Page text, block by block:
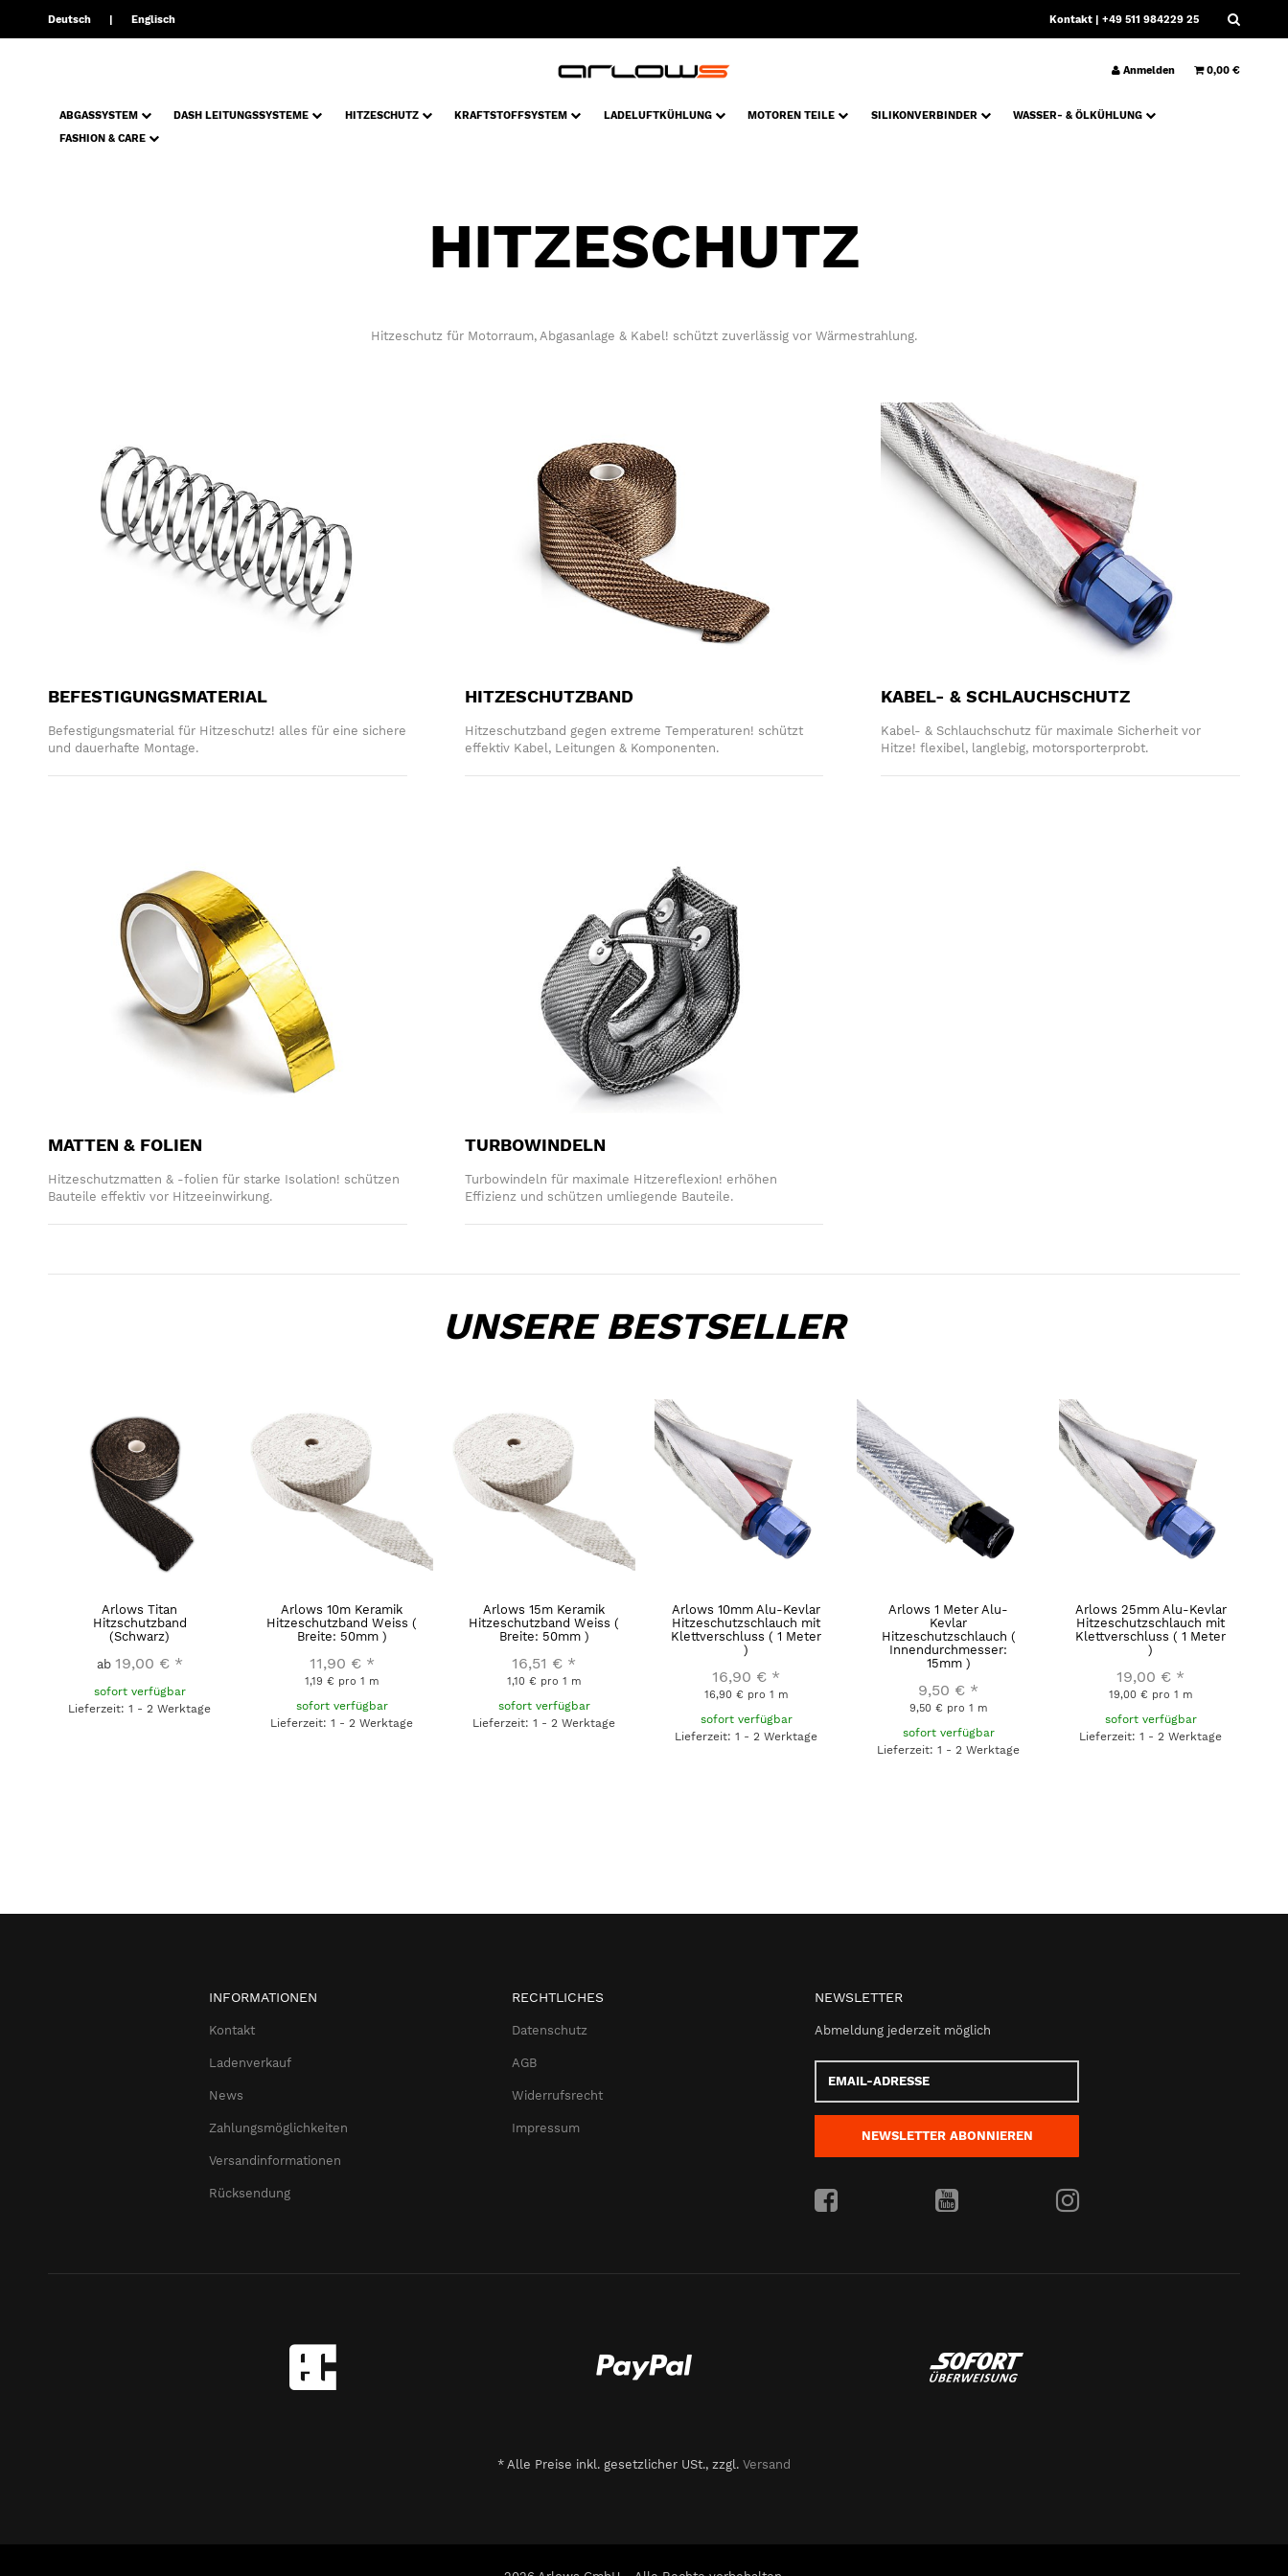
Deutsch Englisch Kontakt | +49 511 984229 25
Anmelden 0,00 €
ABGASSYSTEM DASH LEITUNGSSYSTEME HITZESCHUTZ KRAFTSTOFFSYSTEM LADELUFTKÜHLUNG MOTOREN TEILE SILIKONVERBINDER
WASSER- & ÖLKÜHLUNG
FASHION & CARE
HITZESCHUTZ
Hitzeschutz für Motorraum, Abgasanlage & Kabel! schützt zuverlässig vor Wärmestrahlung.
BEFESTIGUNGSMATERIAL
Befestigungsmaterial für Hitzeschutz! alles für eine sichere
und dauerhafte Montage.
HITZESCHUTZBAND
Hitzeschutzband gegen extreme Temperaturen! schützt
effektiv Kabel, Leitungen & Komponenten.
KABEL- & SCHLAUCHSCHUTZ
Kabel- & Schlauchschutz für maximale Sicherheit vor
Hitze! flexibel, langlebig, motorsporterprobt.
MATTEN & FOLIEN
Hitzeschutzmatten & -folien für starke Isolation! schützen
Bauteile effektiv vor Hitzeeinwirkung.
TURBOWINDELN
Turbowindeln für maximale Hitzereflexion! erhöhen
Effizienz und schützen umliegende Bauteile.
UNSERE BESTSELLER
Arlows Titan
Hitzschutzband
(Schwarz)
ab 19,00 € *
sofort verfügbar
Lieferzeit: 1 - 2 Werktage
Arlows 10m Keramik
Hitzeschutzband Weiss (
Breite: 50mm )
11,90 € *
1,19 € pro 1 m
sofort verfügbar
Lieferzeit: 1 - 2 Werktage
Arlows 15m Keramik
Hitzeschutzband Weiss (
Breite: 50mm )
16,51 € *
1,10 € pro 1 m
sofort verfügbar
Lieferzeit: 1 - 2 Werktage
Arlows 10mm Alu-Kevlar
Hitzeschutzschlauch mit
Klettverschluss ( 1 Meter
)
16,90 € *
16,90 € pro 1 m
sofort verfügbar
Lieferzeit: 1 - 2 Werktage
Arlows 1 Meter Alu-
Kevlar
Hitzeschutzschlauch (
Innendurchmesser:
15mm )
9,50 € *
9,50 € pro 1 m
sofort verfügbar
Lieferzeit: 1 - 2 Werktage
Arlows 25mm Alu-Kevlar
Hitzeschutzschlauch mit
Klettverschluss ( 1 Meter
)
19,00 € *
19,00 € pro 1 m
sofort verfügbar
Lieferzeit: 1 - 2 Werktage
INFORMATIONEN
Kontakt
Ladenverkauf
News
Zahlungsmöglichkeiten
Versandinformationen
Rücksendung
RECHTLICHES
Datenschutz
AGB
Widerrufsrecht
Impressum
NEWSLETTER
Abmeldung jederzeit möglich
Email-
Adresse
NEWSLETTER ABONNIEREN
* Alle Preise inkl. gesetzlicher USt., zzgl. Versand